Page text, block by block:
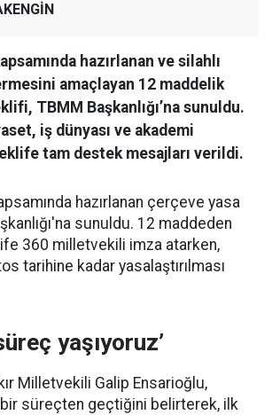
hazırlanan ve silahlı
amaçlayan 12 maddelik
TBMM Başkanlığı’na sunuldu.
iş dünyası ve akademi
tam destek mesajları verildi.
hazırlanan çerçeve yasa
sunuldu. 12 maddeden
360 milletvekili imza atarken,
tarihine kadar yasalaştırılması
yaşıyoruz’
Milletvekili Galip Ensarioğlu,
bir süreçten geçtiğini belirterek, ilk